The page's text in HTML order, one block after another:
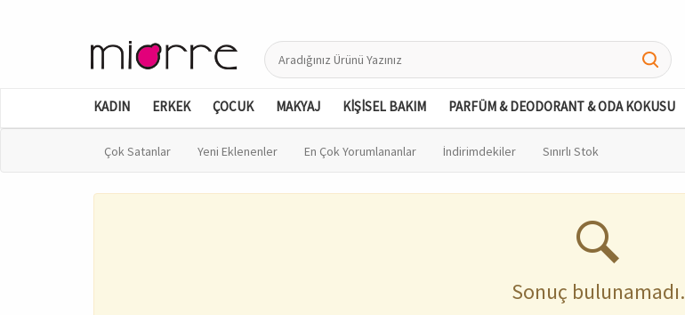
KADIN ERKEK ÇOCUK MAKYAJ KİŞİSEL BAKIM PARFÜM & DEODORANT & ODA KOKUSU
Çok Satanlar Yeni Eklenenler En Çok Yorumlananlar İndirimdekiler Sınırlı Stok
Sonuç bulunamadı.